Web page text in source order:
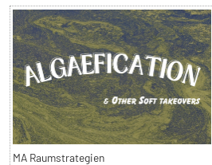
MA Raumstrategien